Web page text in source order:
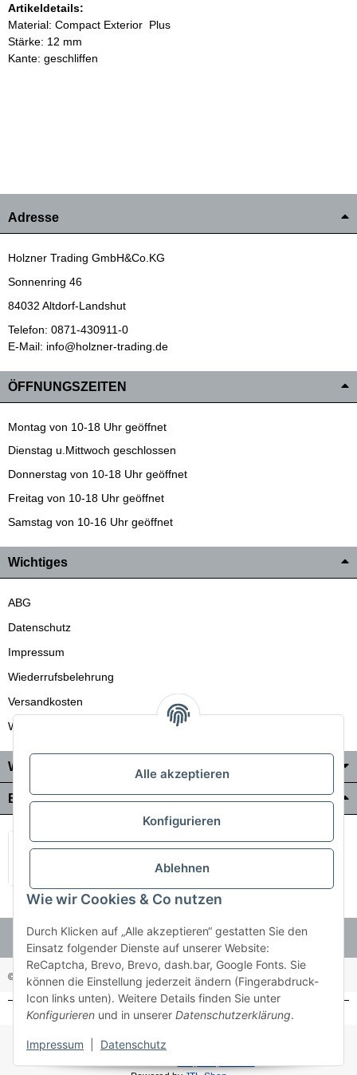
Artikeldetails:
Material: Compact Exterior Plus
Stärke: 12 mm
Kante: geschliffen
Adresse
Holzner Trading GmbH&Co.KG
Sonnenring 46
84032 Altdorf-Landshut
Telefon: 0871-430911-0
E-Mail: info@holzner-trading.de
ÖFFNUNGSZEITEN
Montag von 10-18 Uhr geöffnet
Dienstag u.Mittwoch geschlossen
Donnerstag von 10-18 Uhr geöffnet
Freitag von 10-18 Uhr geöffnet
Samstag von 10-16 Uhr geöffnet
Wichtiges
ABG
Datenschutz
Impressum
Wiederrufsbelehrung
Versandkosten
Wir liefern auch in die Schweiz
Wo Sie uns finden
Bezahlung & Versand
© Holzner-Trading GmbH&Co KG Besucherzähler: 3512485
* Alle Preise inkl. gesetzlicher USt., zzgl.
Alle akzeptieren
Konfigurieren
Ablehnen
Wie wir Cookies & Co nutzen
Durch Klicken auf „Alle akzeptieren“ gestatten Sie den
Einsatz folgender Dienste auf unserer Website:
ReCaptcha, Brevo, Brevo, dash.bar, Google Fonts. Sie
können die Einstellung jederzeit ändern (Fingerabdruck-
Icon links unten). Weitere Details finden Sie unter
Konfigurieren und in unserer Datenschutzerklärung.
Impressum Datenschutz